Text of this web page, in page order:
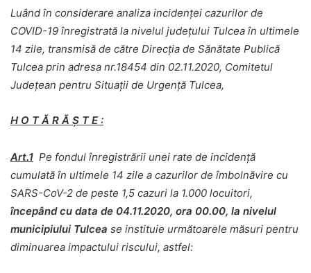
Luând în considerare analiza incidenței cazurilor de
COVID-19 înregistrată la nivelul judeţului Tulcea în ultimele
14 zile, transmisă de către Direcția de Sănătate Publică
Tulcea prin adresa nr.18454 din 02.11.2020, Comitetul
Judeţean pentru Situaţii de Urgenţă Tulcea,
H O T Ă R Ă Ş T E :
Art.1 Pe fondul înregistrării unei rate de incidență
cumulată în ultimele 14 zile a cazurilor de îmbolnăvire cu
SARS-CoV-2 de peste 1,5 cazuri la 1.000 locuitori,
începând cu data de 04.11.2020, ora 00.00, la nivelul
municipiului Tulcea se instituie următoarele măsuri pentru
diminuarea impactului riscului, astfel: